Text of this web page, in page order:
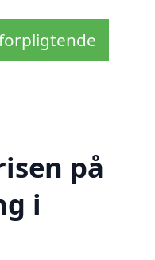
på
i